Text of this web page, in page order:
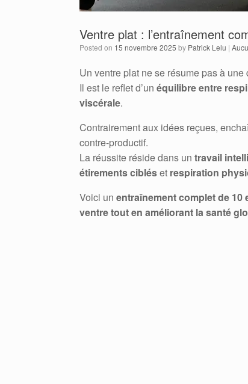
Ventre plat : l’entraînement
Posted on 15 novembre 2025 by Patrick Lelu |
Un ventre plat ne se résume pas à une
Il est le reflet d’un équilibre entre
viscérale.
Contrairement aux idées reçues,
contre-productif.
La réussite réside dans un travail
étirements cibléset respiration
Voici un entraînement complet de 10
ventre tout en améliorant la santé